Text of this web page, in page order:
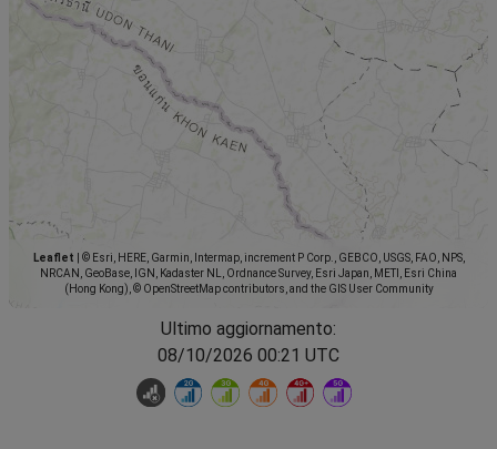
Leaflet
© Esri, HERE, Garmin, Intermap, increment P Corp., GEBCO, USGS, FAO, NPS,
NRCAN, GeoBase, IGN, Kadaster NL, Ordnance Survey, Esri Japan, METI, Esri China
(Hong Kong), © OpenStreetMap contributors, and the GIS User Community
Ultimo aggiornamento:
08/10/2026 00:21 UTC